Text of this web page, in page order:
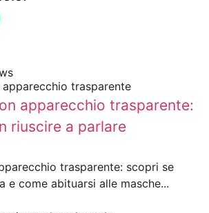
apparecchio trasparente:
riuscire a parlare
trasparente: scopri se
e come abituarsi alle masche...